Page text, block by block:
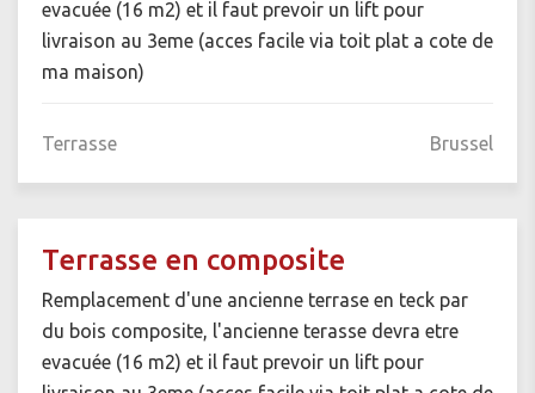
evacuée (16 m2) et il faut prevoir un lift pour
livraison au 3eme (acces facile via toit plat a cote de
ma maison)
Terrasse Brussel
Terrasse en composite
Remplacement d'une ancienne terrase en teck par
du bois composite, l'ancienne terasse devra etre
evacuée (16 m2) et il faut prevoir un lift pour